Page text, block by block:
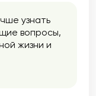
узнать
вопросы,
жизни и
что